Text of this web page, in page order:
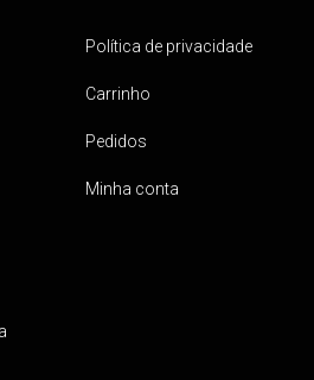
Política de privacidade
Carrinho
Pedidos
Minha conta